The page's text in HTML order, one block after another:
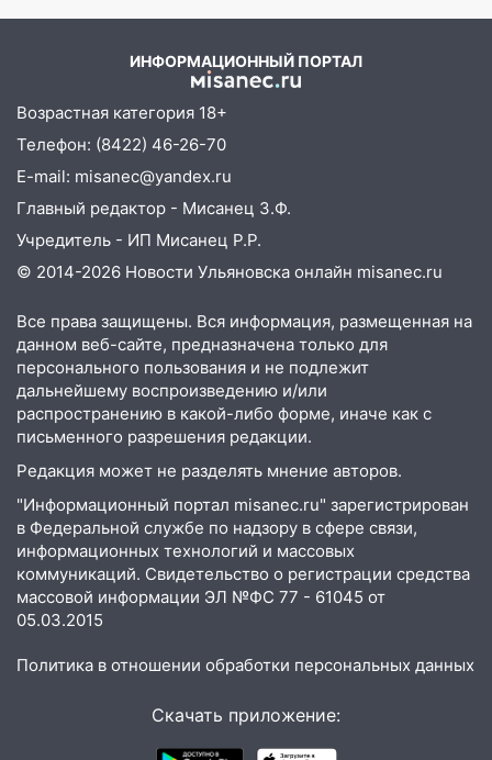
госпитализировали 25-летнего байкера
На Ульяновскую область
надвигается жара
14:08
Пешеход переходил по «зебре»:
подробности серьезной аварии на
Фруктовой
13:30 В Димитровграде на улице
Трудовой горело здание
13:00 Водитель без прав врезался в
припаркованный автомобиль
12:37 Переезжал «зебру» на
велосипеде и попал под колеса
12:18 Вспыхнул изнутри: в
Железнодорожном районе горела дача
11:33 В Засвияжье под колёса авто
попал мужчина
11:17 В Радищевском районе сгорели
хозяйственные постройки
10:18
Губернатор Ульяновской области:
уничтожено четыре беспилотника в
ИНФОРМАЦИОННЫЙ ПОРТАЛ
Возрастная категория 18+
Телефон: (8422) 46-26-70
E-mail: misanec@yandex.ru
Главный редактор - Мисанец З.Ф.
Учредитель - ИП Мисанец Р.Р.
© 2014-2026 Новости Ульяновска онлайн misanec.ru
Все права защищены. Вся информация, размещенная на
данном веб-сайте, предназначена только для
персонального пользования и не подлежит
дальнейшему воспроизведению и/или
распространению в какой-либо форме, иначе как с
письменного разрешения редакции.
Редакция может не разделять мнение авторов.
"Информационный портал misanec.ru" зарегистрирован
в Федеральной службе по надзору в сфере связи,
информационных технологий и массовых
коммуникаций. Свидетельство о регистрации средства
массовой информации ЭЛ №ФС 77 - 61045 от
05.03.2015
Политика в отношении обработки персональных данных
Скачать приложение: